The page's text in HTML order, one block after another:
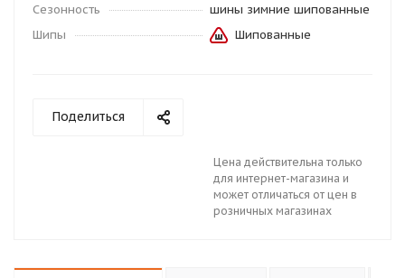
Сезонность
шины зимние шипованные
Шипы
Шипованные
Поделиться
Цена действительна только
для интернет-магазина и
может отличаться от цен в
розничных магазинах